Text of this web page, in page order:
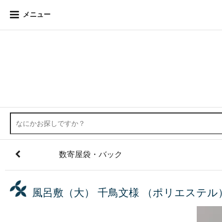
メニュー
数寄屋袋・バック
風呂敷（大） 千鳥文様 （ポリエステル